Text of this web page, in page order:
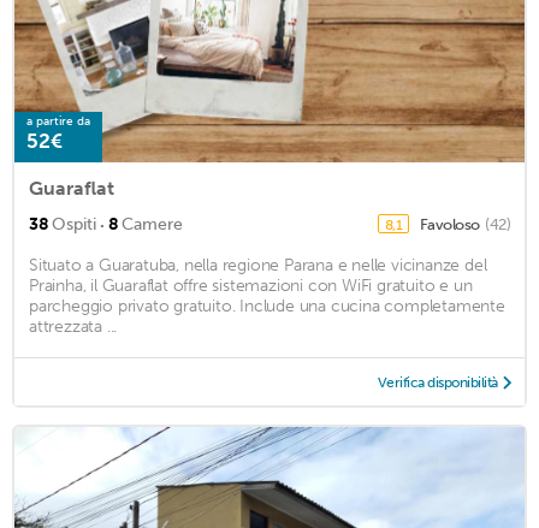
a partire da
52€
Guaraflat
38Ospiti · 8Camere 8,1 Favoloso (42)
Situato a Guaratuba, nella regione Parana e nelle vicinanze del
Prainha, il Guaraflat offre sistemazioni con WiFi gratuito e un
parcheggio privato gratuito. Include una cucina completamente
attrezzata ...
Verifica disponibilità